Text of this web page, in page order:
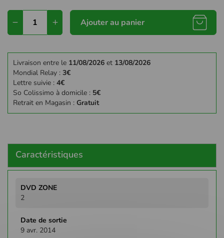
Ajouter au panier
Livraison entre le 11/08/2026 et 13/08/2026
Mondial Relay : 3€
Lettre suivie : 4€
So Colissimo à domicile : 5€
Retrait en Magasin : Gratuit
Caractéristiques
d'infos
2
9 avr. 2014